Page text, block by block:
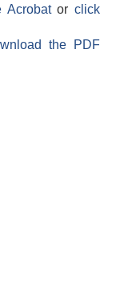
Acrobatorclick
the PDF